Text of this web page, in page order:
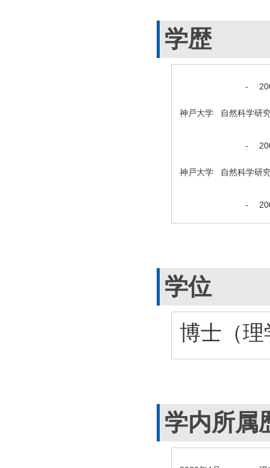
学歴
-
神戸大学 自然科学研
-
神戸大学 自然科学研
-
学位
博士（
学内所属